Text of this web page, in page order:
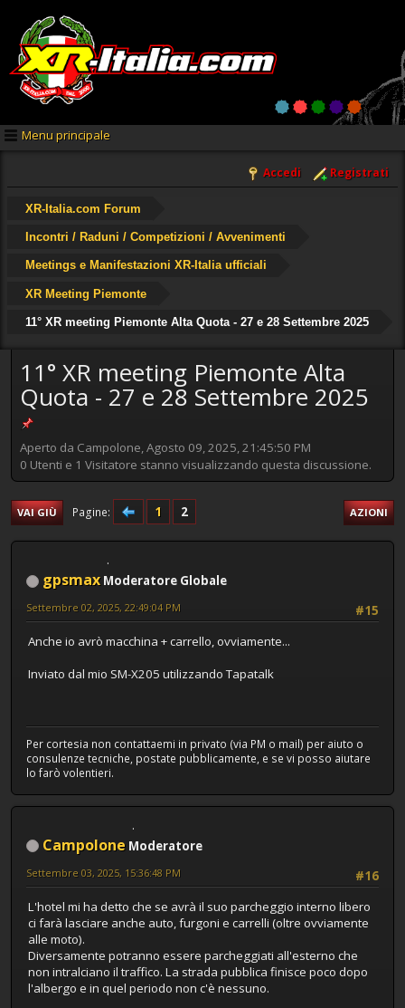
Menu principale
Accedi Registrati
XR-Italia.com Forum
Incontri / Raduni / Competizioni / Avvenimenti
Meetings e Manifestazioni XR-Italia ufficiali
XR Meeting Piemonte
11° XR meeting Piemonte Alta Quota - 27 e 28 Settembre 2025
11° XR meeting Piemonte Alta
Quota - 27 e 28 Settembre 2025
Aperto da Campolone, Agosto 09, 2025, 21:45:50 PM
0 Utenti e 1 Visitatore stanno visualizzando questa discussione.
VAI GIÙ Pagine 1 2 AZIONI
gpsmax Moderatore Globale
#15
Settembre 02, 2025, 22:49:04 PM
Anche io avrò macchina + carrello, ovviamente...
Inviato dal mio SM-X205 utilizzando Tapatalk
Per cortesia non contattaemi in privato (via PM o mail) per aiuto o
consulenze tecniche, postate pubblicamente, e se vi posso aiutare
lo farò volentieri.
Campolone Moderatore
#16
Settembre 03, 2025, 15:36:48 PM
L'hotel mi ha detto che se avrà il suo parcheggio interno libero
ci farà lasciare anche auto, furgoni e carrelli (oltre ovviamente
alle moto).
Diversamente potranno essere parcheggiati all'esterno che
non intralciano il traffico. La strada pubblica finisce poco dopo
l'albergo e in quel periodo non c'è nessuno.